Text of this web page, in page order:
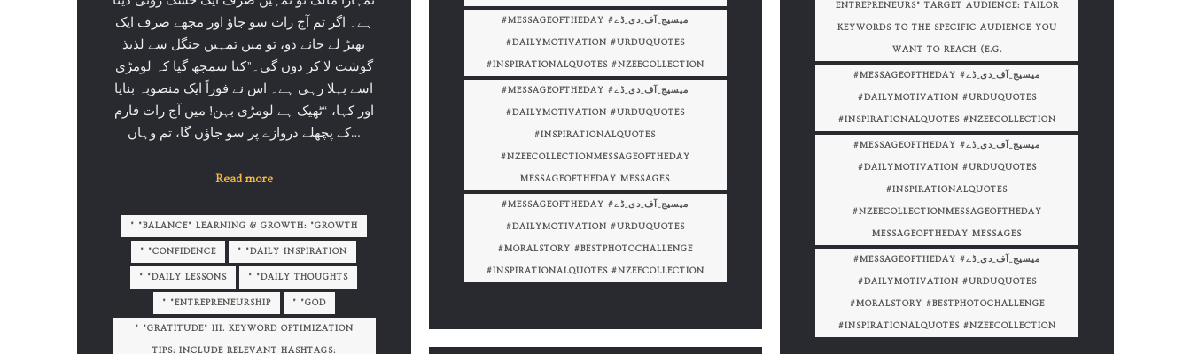
ENTREPRENEURS" TARGET AUDIENCE: TAILOR
KEYWORDS TO THE SPECIFIC AUDIENCE YOU
WANT TO REACH (E.G.
#MESSAGEOFTHEDAY #میسیج_آف_دی_ڈے
#DAILYMOTIVATION #URDUQUOTES
#INSPIRATIONALQUOTES #NZEECOLLECTION
#MESSAGEOFTHEDAY #میسیج_آف_دی_ڈے
#DAILYMOTIVATION #URDUQUOTES
#INSPIRATIONALQUOTES
#NZEECOLLECTIONMESSAGEOFTHEDAY
MESSAGEOFTHEDAY MESSAGES
#MESSAGEOFTHEDAY #میسیج_آف_دی_ڈے
#DAILYMOTIVATION #URDUQUOTES
#MORALSTORY #BESTPHOTOCHALLENGE
#INSPIRATIONALQUOTES #NZEECOLLECTION
#MESSAGEOFTHEDAY #میسیج_آف_دی_ڈے
#DAILYMOTIVATION #URDUQUOTES
#INSPIRATIONALQUOTES #NZEECOLLECTION
#MESSAGEOFTHEDAY #میسیج_آف_دی_ڈے
#DAILYMOTIVATION #URDUQUOTES
#INSPIRATIONALQUOTES
#NZEECOLLECTIONMESSAGEOFTHEDAY
MESSAGEOFTHEDAY MESSAGES
#MESSAGEOFTHEDAY #میسیج_آف_دی_ڈے
#DAILYMOTIVATION #URDUQUOTES
#MORALSTORY #BESTPHOTOCHALLENGE
#INSPIRATIONALQUOTES #NZEECOLLECTION
ہے۔ اگر تم آج رات سو جاؤ اور مجھے صرف ایک
بھیڑ لے جانے دو، تو میں تمہیں جنگل سے لذیذ
گوشت لا کر دوں گی۔”کتا سمجھ گیا کہ لومڑی
اسے بہلا رہی ہے۔ اس نے فوراً ایک منصوبہ بنایا
اور کہا، “ٹھیک ہے لومڑی بہن! میں آج رات فارم
کے پچھلے دروازے پر سو جاؤں گا، تم وہاں…
Read more
" "BALANCE" LEARNING & GROWTH: "GROWTH
" "CONFIDENCE " "DAILY INSPIRATION
" "DAILY LESSONS " "DAILY THOUGHTS
" "ENTREPRENEURSHIP " "GOD
" "GRATITUDE" III. KEYWORD OPTIMIZATION
TIPS: INCLUDE RELEVANT HASHTAGS: